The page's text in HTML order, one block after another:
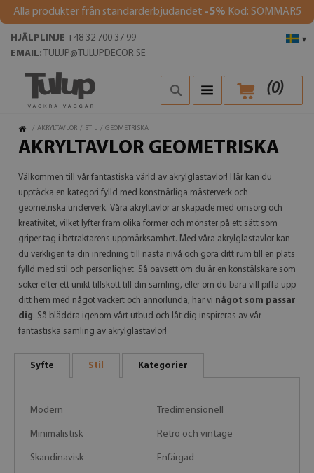
Alla produkter från standarderbjudandet -5% Kod: SOMMAR5
▾
HJÄLPLINJE +48 32 700 37 99
EMAIL: TULUP@TULUPDECOR.SE
(0)
/ AKRYLTAVLOR / STIL / GEOMETRISKA
AKRYLTAVLOR GEOMETRISKA
Välkommen till vår fantastiska värld av akrylglastavlor! Här kan du
upptäcka en kategori fylld med konstnärliga mästerverk och
geometriska underverk. Våra akryltavlor är skapade med omsorg och
kreativitet, vilket lyfter fram olika former och mönster på ett sätt som
griper tag i betraktarens uppmärksamhet. Med våra akrylglastavlor kan
du verkligen ta din inredning till nästa nivå och göra ditt rum till en plats
fylld med stil och personlighet. Så oavsett om du är en konstälskare som
söker efter ett unikt tillskott till din samling, eller om du bara vill piffa upp
ditt hem med något vackert och annorlunda, har vi något som passar
dig. Så bläddra igenom vårt utbud och låt dig inspireras av vår
fantastiska samling av akrylglastavlor!
Syfte Stil Kategorier
Modern Tredimensionell
Minimalistisk Retro och vintage
Skandinavisk Enfärgad